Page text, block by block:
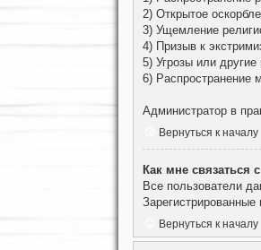
2) Открытое
3) Ущемление
4) Призыв к
5) Угрозы или
6) Распространение
Администратор в
Вернуться к началу
Как мне связаться
Все пользователи
Вернуться к началу